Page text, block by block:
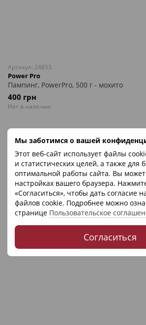
Мы заботимся о вашей
Этот веб-сайт использует файлы
и статистических целей, а также для
оптимальной работы сайта. Вы
настройках вашего браузера.
«Согласиться», чтобы дать согласие
файлов cookie. Подробнее можно
странице Пользовательское
Согласиться
Артикул: 24853
Power Pro
Пампинг, PowerPro, 500 г - мохито
400 грн
Нет в наличии